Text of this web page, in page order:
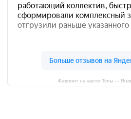
Фаворит на карте Тулы —